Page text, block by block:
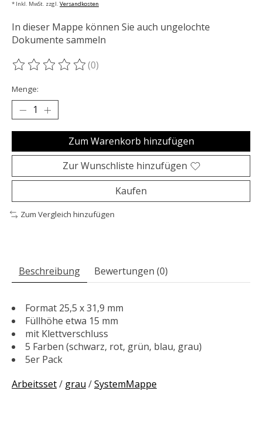
* Inkl. MwSt. zzgl. Versandkosten
In dieser Mappe können Sie auch ungelochte
Dokumente sammeln
Die Bewertung dieses Produkts ist
(0)
Menge:
Zum Warenkorb hinzufügen
Zur Wunschliste hinzufügen
Kaufen
Zum Vergleich hinzufügen
Beschreibung Bewertungen (0)
Format 25,5 x 31,9 mm
Füllhöhe etwa 15 mm
mit Klettverschluss
5 Farben (schwarz, rot, grün, blau, grau)
5er Pack
Arbeitsset/ grau /SystemMappe